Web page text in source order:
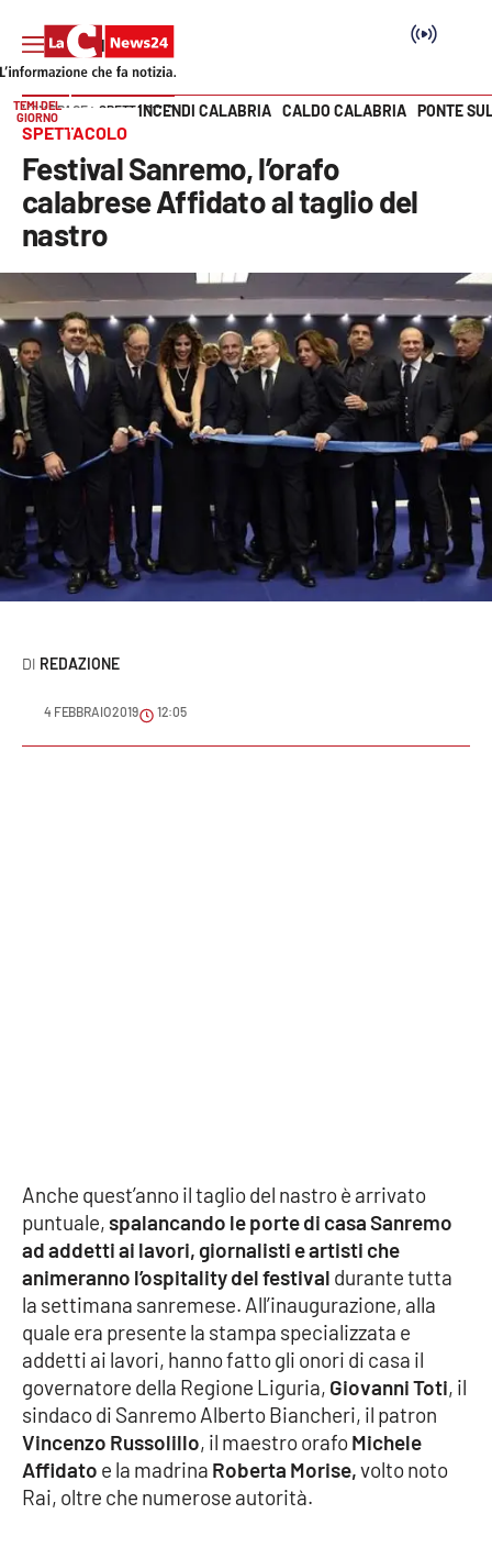
SEZIONI
Cronaca
Attualità
Economia e lavoro
Italia Mondo
Sport
Podcast
Sanità
Società
Sport
RUBRICHE
Good Morning Vietnam
Parchi Marini Calabria
Vai
TEMI DEL
GIORNO
INCENDI CALABRIA CALDO CALABRIA PONTE
HOME PAGE SPETTACOLO
SPETTACOLO
Festival Sanremo, l’orafo
calabrese Affidato al taglio del
nastro
REDAZIONE
4 FEBBRAIO 2019 12:05
Anche quest’anno il taglio del nastro è arrivato
puntuale,spalancando le porte di casa Sanremo
ad addetti ai lavori, giornalisti e artisti che
animeranno l’ospitality del festival durante tutta
la settimana sanremese. All’inaugurazione, alla
quale era presente la stampa specializzata e
addetti ai lavori, hanno fatto gli onori di casa il
governatore della Regione Liguria, Giovanni Toti, il
sindaco di Sanremo Alberto Biancheri, il patron
Vincenzo Russolillo, il maestro orafoMichele
Affidato e la madrina Roberta Morise,volto noto
Rai, oltre che numerose autorità.